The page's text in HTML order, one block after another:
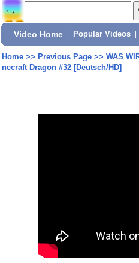
Video Home Popular Videos
Home>> Previous Page>> WAS
necraft Dragon #32 [Deutsch/HD]